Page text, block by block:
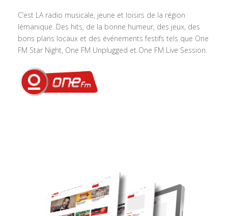
C’est LA radio musicale, jeune et loisirs de la région
lémanique. Des hits, de la bonne humeur, des jeux, des
bons plans locaux et des événements festifs tels que One
FM Star Night, One FM Unplugged et One FM Live Session.